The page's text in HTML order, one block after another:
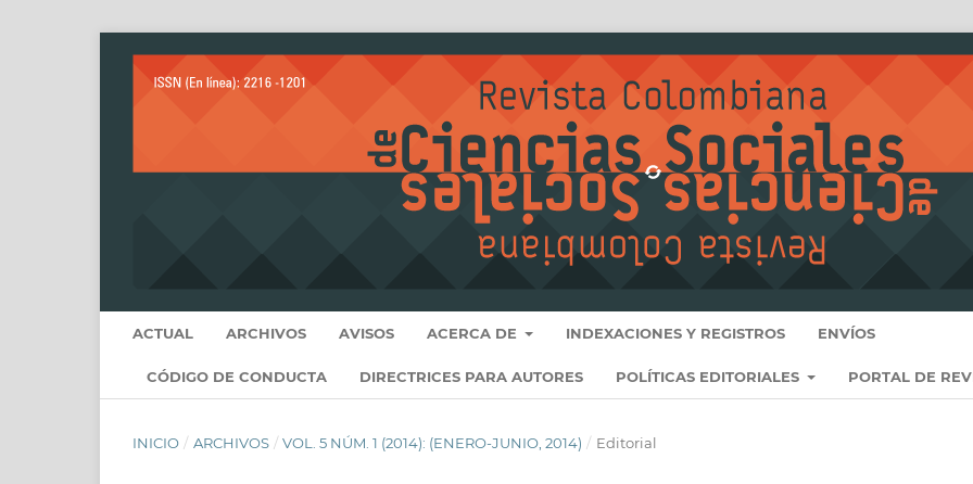
ACTUAL ARCHIVOS AVISOS ACERCA DE INDEXACIONES Y REGISTROS ENVÍOS
CÓDIGO DE CONDUCTA DIRECTRICES PARA AUTORES POLÍTICAS EDITORIALES PORTAL DE
INICIO / ARCHIVOS / VOL. 5 NÚM. 1 (2014): (ENERO-JUNIO, 2014) / Editorial